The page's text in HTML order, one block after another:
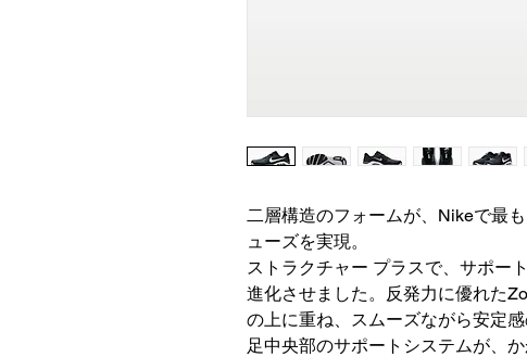
二層構造のフォームが、Nikeで最
ューズを実現。
ストラクチャー プラスで、サポー
進化させました。反発力に優れた
の上に重ね、スムーズながら安定
足中央部のサポートシステムが、